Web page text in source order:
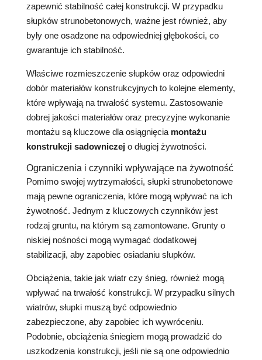
zapewnić stabilność całej konstrukcji. W przypadku
słupków strunobetonowych, ważne jest również, aby
były one osadzone na odpowiedniej głębokości, co
gwarantuje ich stabilność.
Właściwe rozmieszczenie słupków oraz odpowiedni
dobór materiałów konstrukcyjnych to kolejne elementy,
które wpływają na trwałość systemu. Zastosowanie
dobrej jakości materiałów oraz precyzyjne wykonanie
montażu są kluczowe dla osiągnięcia montażu
konstrukcji sadowniczejo długiej żywotności.
Ograniczenia i czynniki wpływające na żywotność
Pomimo swojej wytrzymałości, słupki strunobetonowe
mają pewne ograniczenia, które mogą wpływać na ich
żywotność. Jednym z kluczowych czynników jest
rodzaj gruntu, na którym są zamontowane. Grunty o
niskiej nośności mogą wymagać dodatkowej
stabilizacji, aby zapobiec osiadaniu słupków.
Obciążenia, takie jak wiatr czy śnieg, również mogą
wpływać na trwałość konstrukcji. W przypadku silnych
wiatrów, słupki muszą być odpowiednio
zabezpieczone, aby zapobiec ich wywróceniu.
Podobnie, obciążenia śniegiem mogą prowadzić do
uszkodzenia konstrukcji, jeśli nie są one odpowiednio